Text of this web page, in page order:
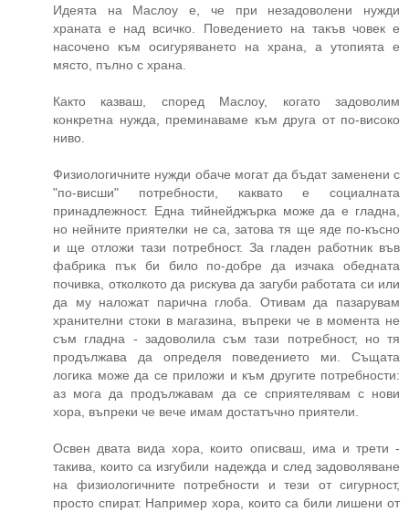
Идеята на Маслоу е, че при незадоволени нужди
храната е над всичко. Поведението на такъв човек е
насочено към осигуряването на храна, а утопията е
място, пълно с храна.
Както казваш, според Маслоу, когато задоволим
конкретна нужда, преминаваме към друга от по-високо
ниво.
Физиологичните нужди обаче могат да бъдат заменени с
"по-висши" потребности, каквато е социалната
принадлежност. Една тийнейджърка може да е гладна,
но нейните приятелки не са, затова тя ще яде по-късно
и ще отложи тази потребност. За гладен работник във
фабрика пък би било по-добре да изчака обедната
почивка, отколкото да рискува да загуби работата си или
да му наложат парична глоба. Отивам да пазарувам
хранителни стоки в магазина, въпреки че в момента не
съм гладна - задоволила съм тази потребност, но тя
продължава да определя поведението ми. Същата
логика може да се приложи и към другите потребности:
аз мога да продължавам да се сприятелявам с нови
хора, въпреки че вече имам достатъчно приятели.
Освен двата вида хора, които описваш, има и трети -
такива, които са изгубили надежда и след задоволяване
на физиологичните потребности и тези от сигурност,
просто спират. Например хора, които са били лишени от